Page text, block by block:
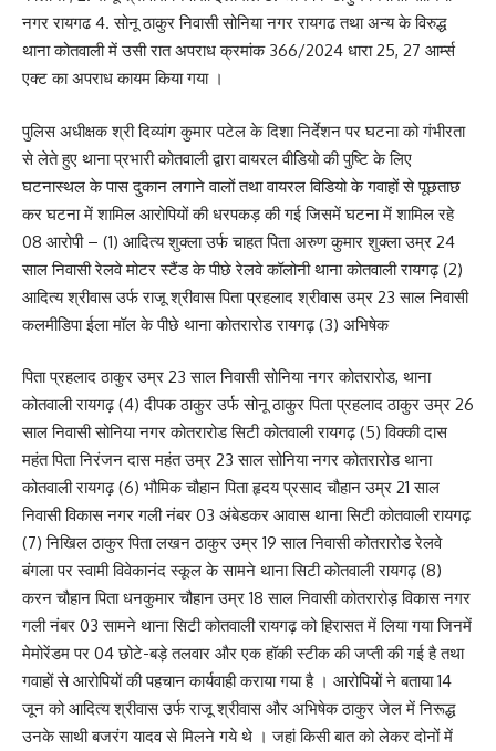
नगर रायगढ 4. सोनू ठाकुर निवासी सोनिया नगर रायगढ तथा अन्य के विरुद्ध
थाना कोतवाली में उसी रात अपराध क्रमांक 366/2024 धारा 25, 27 आर्म्स
एक्ट का अपराध कायम किया गया ।
पुलिस अधीक्षक श्री दिव्यांग कुमार पटेल के दिशा निर्देशन पर घटना को गंभीरता
से लेते हुए थाना प्रभारी कोतवाली द्वारा वायरल वीडियो की पुष्टि के लिए
घटनास्थल के पास दुकान लगाने वालों तथा वायरल विडियो के गवाहों से पूछताछ
कर घटना में शामिल आरोपियों की धरपकड़ की गई जिसमें घटना में शामिल रहे
08 आरोपी – (1) आदित्य शुक्ला उर्फ चाहत पिता अरुण कुमार शुक्ला उम्र 24
साल निवासी रेलवे मोटर स्टैंड के पीछे रेलवे कॉलोनी थाना कोतवाली रायगढ़ (2)
आदित्य श्रीवास उर्फ राजू श्रीवास पिता प्रहलाद श्रीवास उम्र 23 साल निवासी
कलमीडिपा ईला मॉल के पीछे थाना कोतरारोड रायगढ़ (3) अभिषेक
पिता प्रहलाद ठाकुर उम्र 23 साल निवासी सोनिया नगर कोतरारोड, थाना
कोतवाली रायगढ़ (4) दीपक ठाकुर उर्फ सोनू ठाकुर पिता प्रहलाद ठाकुर उम्र 26
साल निवासी सोनिया नगर कोतरारोड सिटी कोतवाली रायगढ़ (5) विक्की दास
महंत पिता निरंजन दास महंत उम्र 23 साल सोनिया नगर कोतरारोड थाना
कोतवाली रायगढ़ (6) भौमिक चौहान पिता हृदय प्रसाद चौहान उम्र 21 साल
निवासी विकास नगर गली नंबर 03 अंबेडकर आवास थाना सिटी कोतवाली रायगढ़
(7) निखिल ठाकुर पिता लखन ठाकुर उम्र 19 साल निवासी कोतरारोड रेलवे
बंगला पर स्वामी विवेकानंद स्कूल के सामने थाना सिटी कोतवाली रायगढ़ (8)
करन चौहान पिता धनकुमार चौहान उम्र 18 साल निवासी कोतरारोड़ विकास नगर
गली नंबर 03 सामने थाना सिटी कोतवाली रायगढ़ को हिरासत में लिया गया जिनमें
मेमोरेंडम पर 04 छोटे-बड़े तलवार और एक हॉकी स्टीक की जप्ती की गई है तथा
गवाहों से आरोपियों की पहचान कार्यवाही कराया गया है । आरोपियों ने बताया 14
जून को आदित्य श्रीवास उर्फ राजू श्रीवास और अभिषेक ठाकुर जेल में निरूद्ध
उनके साथी बजरंग यादव से मिलने गये थे । जहां किसी बात को लेकर दोनों में